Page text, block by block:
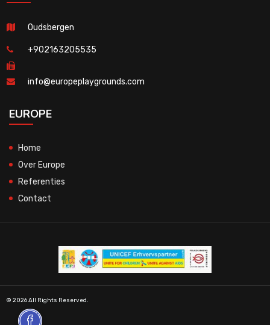
Oudsbergen
+902163205535
info@europeplaygrounds.com
EUROPE
Home
Over Europe
Referenties
Contact
© 2026 All Rights Reserved.